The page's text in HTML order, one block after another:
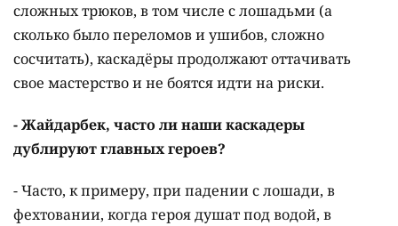
сложных трюков, в том числе с лошадьми (а
сколько было переломов и ушибов, сложно
сосчитать), каскадёры продолжают оттачивать
свое мастерство и не боятся идти на риски.
- Жайдарбек, часто ли наши каскадеры
дублируют главных героев?
- Часто, к примеру, при падении с лошади, в
фехтовании, когда героя душат под водой, в